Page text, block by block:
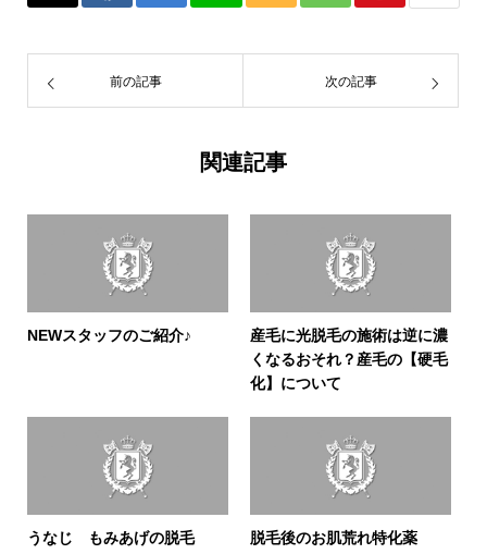
前の記事 次の記事
関連記事
NEWスタッフのご紹介♪
産毛に光脱毛の施術は逆に濃
くなるおそれ？産毛の【硬毛
化】について
うなじ もみあげの脱毛 脱毛後のお肌荒れ特化薬